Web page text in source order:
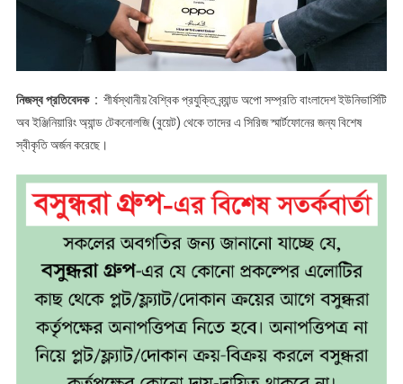
বুয়েট
নিজস্ব প্রতিবেদক : শীর্ষস্থানীয় বৈশ্বিক প্রযুক্তি ব্র্যান্ড অপো সম্প্রতি বাংলাদেশ ইউনিভার্সিটি
অব ইঞ্জিনিয়ারিং অ্যান্ড টেকনোলজি (বুয়েট) থেকে তাদের এ সিরিজ স্মার্টফোনের জন্য বিশেষ
স্বীকৃতি অর্জন করেছে।